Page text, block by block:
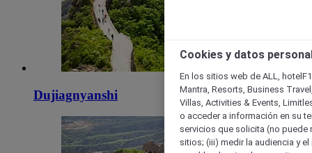
Dujiagnyanshi
Cookies y datos
En los sitios web de ALL,
Mantra, Resorts, Business
Villas, Activities & Events,
o acceder a información en su
servicios que solicita (no puede
sitios; (iii) medir la audiencia y